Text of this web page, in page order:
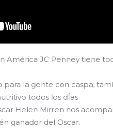
América JC Penney tiene
para la gente con caspa,
todos los dÍas
Helen Mirren nos
ganador del Oscar.